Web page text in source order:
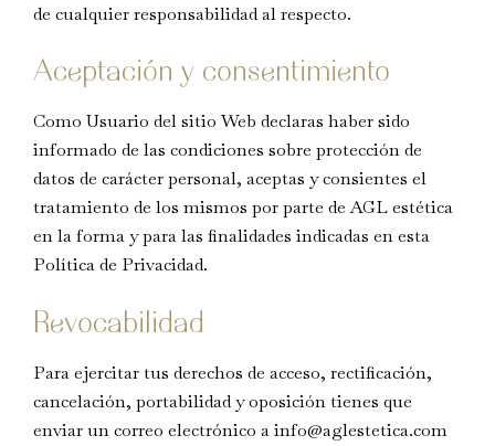
de cualquier responsabilidad al respecto.
Aceptación y consentimiento
Como Usuario del sitio Web declaras haber sido
informado de las condiciones sobre protección de
datos de carácter personal, aceptas y consientes el
tratamiento de los mismos por parte de AGL estética
en la forma y para las finalidades indicadas en esta
Política de Privacidad.
Revocabilidad
Para ejercitar tus derechos de acceso, rectificación,
cancelación, portabilidad y oposición tienes que
enviar un correo electrónico a info@aglestetica.com